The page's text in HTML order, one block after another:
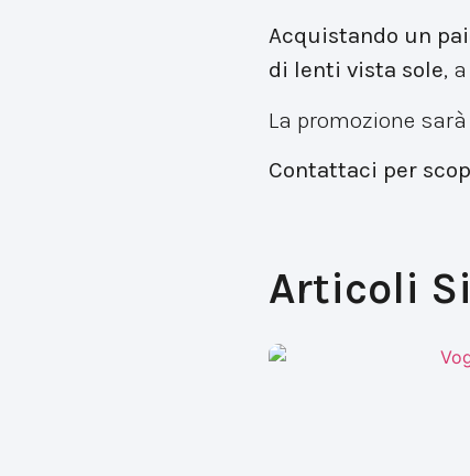
Acquistando un
di lenti vista sole,
La promozione
Contattaci per
Articoli